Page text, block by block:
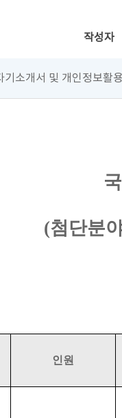
작성자
기소개서 및 개인정보
(첨단분
인원